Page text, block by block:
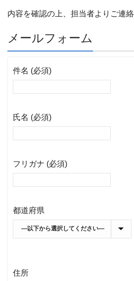
内容を確認の上、担当者よりご連絡
メールフォーム
件名 (必須)
氏名 (必須)
フリガナ (必須)
都道府県
住所